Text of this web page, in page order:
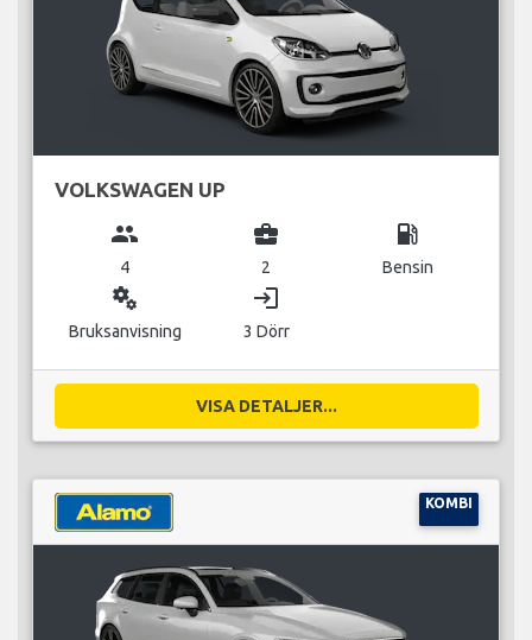
VOLKSWAGEN UP
group
4
business_center
2
local_gas_station
Bensin
miscellaneous_services
Bruksanvisning
login
3 Dörr
VISA DETALJER...
KOMBI